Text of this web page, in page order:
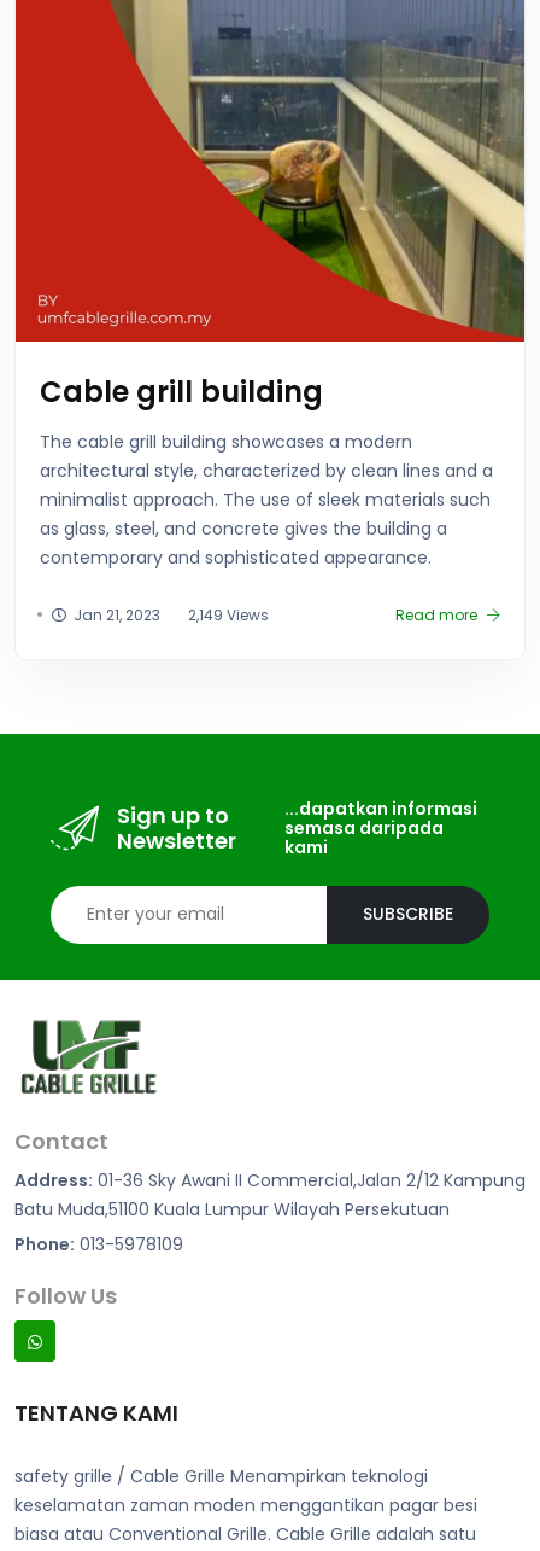
Cable grill building
The cable grill building showcases a modern
architectural style, characterized by clean lines and a
minimalist approach. The use of sleek materials such
as glass, steel, and concrete gives the building a
contemporary and sophisticated appearance.
Jan 21, 2023 2,149 Views Read more
Sign up to
Newsletter
...dapatkan informasi
semasa daripada
kami
SUBSCRIBE
Contact
Address: 01-36 Sky Awani II Commercial,Jalan 2/12 Kampung
Batu Muda,51100 Kuala Lumpur Wilayah Persekutuan
Phone: 013-5978109
Follow Us
TENTANG KAMI
safety grille / Cable Grille Menampirkan teknologi
keselamatan zaman moden menggantikan pagar besi
biasa atau Conventional Grille. Cable Grille adalah satu